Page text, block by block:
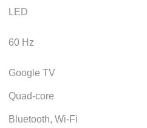
LED
60 Hz
Google TV
Quad-core
Bluetooth, Wi-Fi